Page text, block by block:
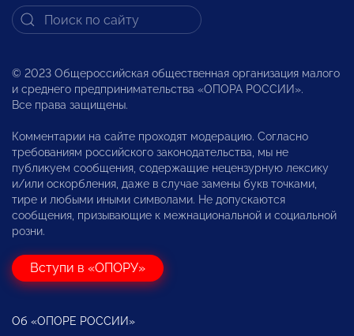
© 2023 Общероссийская общественная организация малого
и среднего предпринимательства «ОПОРА РОССИИ».
Все права защищены.
Комментарии на сайте проходят модерацию. Согласно
требованиям российского законодательства, мы не
публикуем сообщения, содержащие нецензурную лексику
и/или оскорбления, даже в случае замены букв точками,
тире и любыми иными символами. Не допускаются
сообщения, призывающие к межнациональной и социальной
розни.
Вступи в «ОПОРУ»
Об «ОПОРЕ РОССИИ»